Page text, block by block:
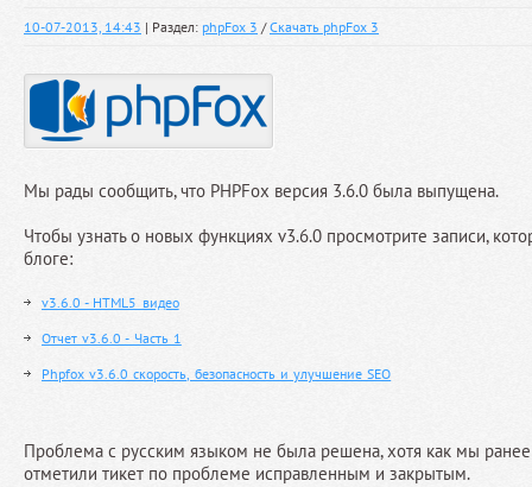
10-07-2013, 14:43 | Раздел: phpFox 3 /Скачать phpFox 3
Мы рады сообщить, что PHPFox версия 3.6.0 была выпущена.
Чтобы узнать о новых функциях v3.6.0 просмотрите записи,
блоге:
v3.6.0 - HTML5 видео
Отчет v3.6.0 - Часть 1
Phpfox v3.6.0 скорость, безопасность и улучшение SEO
Проблема с русским языком не была решена, хотя как мы
отметили тикет по проблеме исправленным и закрытым.